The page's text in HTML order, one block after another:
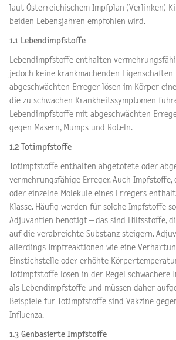
laut Österreichischem Impfplan (Verlinken)
beiden Lebensjahren empfohlen wird.
1.1 Lebendimpfstoffe
Lebendimpfstoffe enthalten
jedoch keine krankmachenden Eigenschaften
abgeschwächten Erreger lösen im Körper
die zu schwachen Krankheitssymptomen
Lebendimpfstoffe mit abgeschwächten
gegen Masern, Mumps und Röteln.
1.2 Totimpfstoffe
Totimpfstoffe enthalten abgetötete oder
vermehrungsfähige Erreger. Auch
oder einzelne Moleküle eines Erregers
Klasse. Häufig werden für solche Impfstoffe
Adjuvantien benötigt – das sind Hilfsstoffe,
auf die verabreichte Substanz steigern.
allerdings Impfreaktionen wie eine
Einstichstelle oder erhöhte
Totimpfstoffe lösen in der Regel schwächere
als Lebendimpfstoffe und müssen daher
Beispiele für Totimpfstoffe sind Vakzine
Influenza.
1.3 Genbasierte Impfstoffe